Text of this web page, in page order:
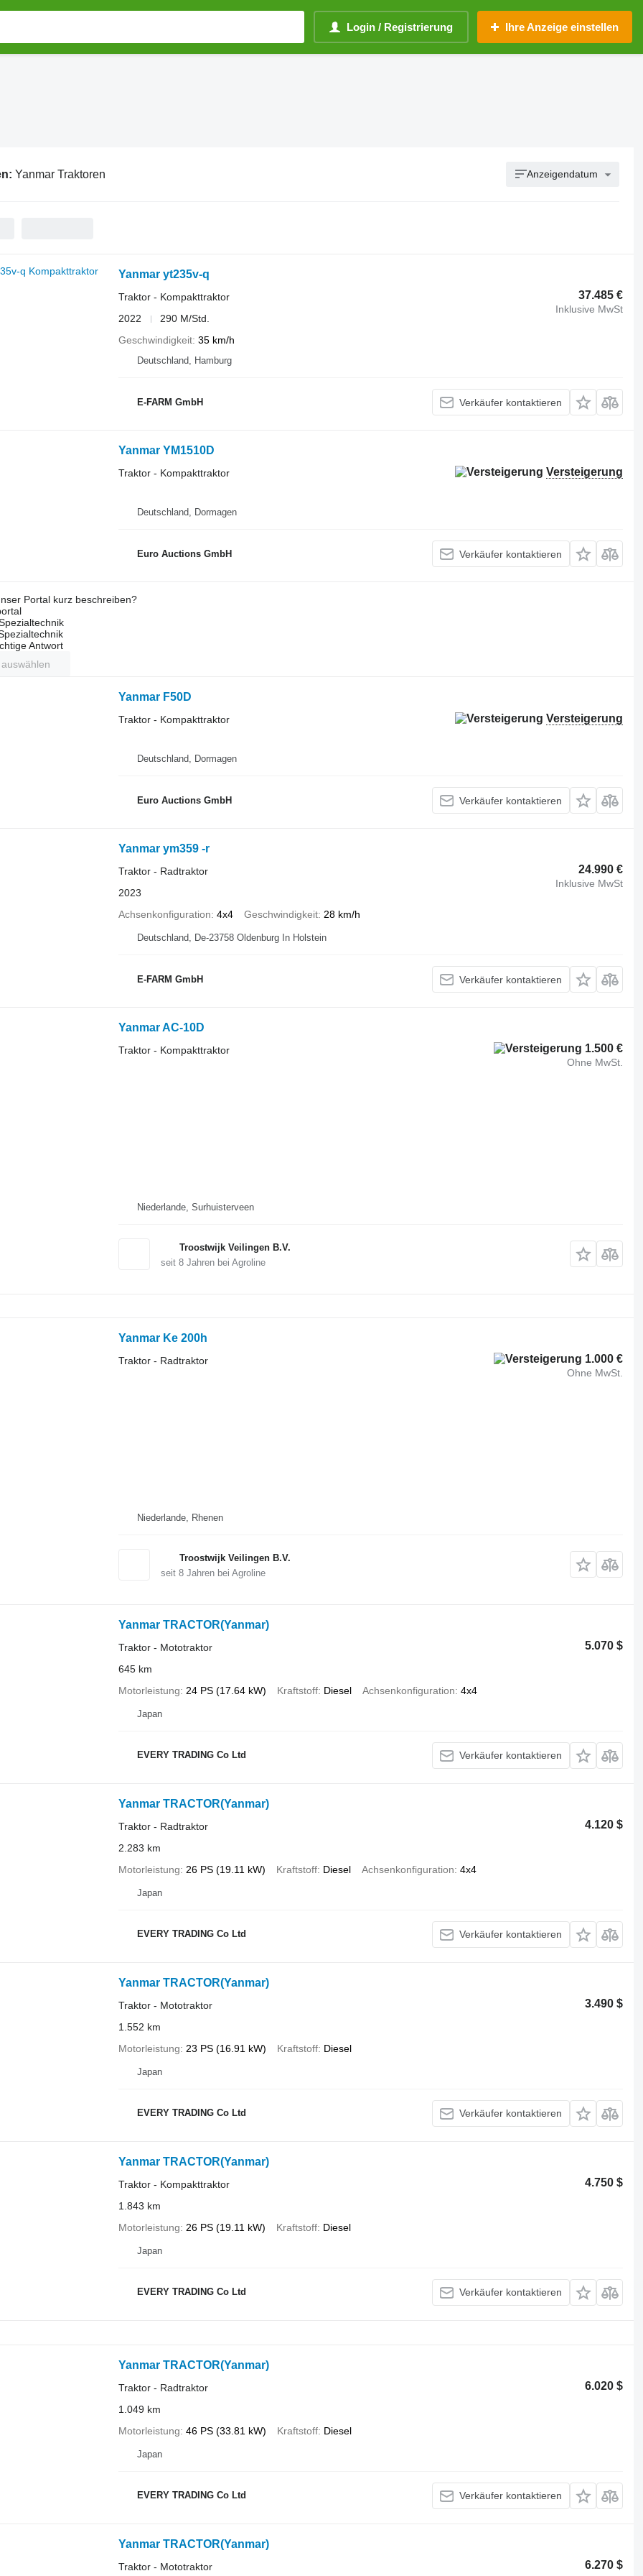
Login / Registrierung Ihre Anzeige einstellen
Yanmar Traktoren Anzeigendatum
Yanmar yt235v-q
37.485 €
Inklusive MwSt
Traktor - Kompakttraktor
2022
290 M/Std.
Geschwindigkeit 35 km/h
Deutschland, Hamburg
E-FARM GmbH Verkäufer kontaktieren
Yanmar YM1510D
Versteigerung
Traktor - Kompakttraktor
Deutschland, Dormagen
Euro Auctions GmbH Verkäufer kontaktieren
Portal kurz beschreiben?
Antwort
Yanmar F50D
Versteigerung
Traktor - Kompakttraktor
Deutschland, Dormagen
Euro Auctions GmbH Verkäufer kontaktieren
Yanmar ym359 -r
24.990 €
Inklusive MwSt
Traktor - Radtraktor
2023
Achsenkonfiguration 4x4 Geschwindigkeit 28 km/h
Deutschland, De-23758 Oldenburg In Holstein
E-FARM GmbH Verkäufer kontaktieren
Yanmar AC-10D
1.500 €
Ohne MwSt.
Traktor - Kompakttraktor
Niederlande, Surhuisterveen
Troostwijk Veilingen B.V.
seit 8Jahren bei Agroline
Yanmar Ke 200h
1.000 €
Ohne MwSt.
Traktor - Radtraktor
Niederlande, Rhenen
Troostwijk Veilingen B.V.
seit 8Jahren bei Agroline
Yanmar TRACTOR(Yanmar)
5.070 $
Traktor - Mototraktor
645 km
Motorleistung
24 PS (17.64 kW) Kraftstoff Diesel Achsenkonfiguration 4x4
Japan
EVERY TRADING Co Ltd Verkäufer kontaktieren
Yanmar TRACTOR(Yanmar)
4.120 $
Traktor - Radtraktor
2.283 km
Motorleistung
26 PS (19.11 kW) Kraftstoff Diesel Achsenkonfiguration 4x4
Japan
EVERY TRADING Co Ltd Verkäufer kontaktieren
Yanmar TRACTOR(Yanmar)
3.490 $
Traktor - Mototraktor
1.552 km
Motorleistung
23 PS (16.91 kW) Kraftstoff Diesel
Japan
EVERY TRADING Co Ltd Verkäufer kontaktieren
Yanmar TRACTOR(Yanmar)
4.750 $
Traktor - Kompakttraktor
1.843 km
Motorleistung
26 PS (19.11 kW) Kraftstoff Diesel
Japan
EVERY TRADING Co Ltd Verkäufer kontaktieren
Yanmar TRACTOR(Yanmar)
6.020 $
Traktor - Radtraktor
1.049 km
Motorleistung 46 PS (33.81 kW) Kraftstoff Diesel
Japan
EVERY TRADING Co Ltd Verkäufer kontaktieren
Yanmar TRACTOR(Yanmar)
6.270 $
Traktor - Mototraktor